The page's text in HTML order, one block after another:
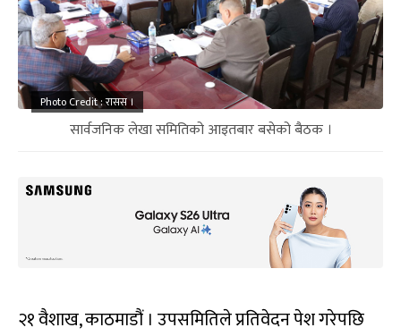
Photo Credit : रासस ।
सार्वजनिक लेखा समितिको आइतबार बसेको बैठक ।
२१ वैशाख, काठमाडौं । उपसमितिले प्रतिवेदन पेश गरेपछि